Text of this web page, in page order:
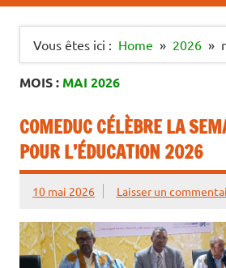
Vous êtes ici : Home 2026
MOIS : MAI 2026
COMEDUC CÉLÈBRE LA
POUR L’ÉDUCATION 2026
10 mai 2026 Laisser un